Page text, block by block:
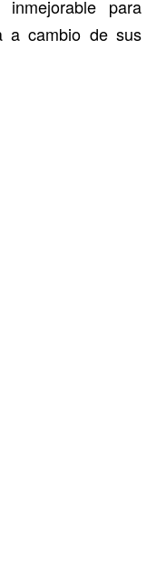
para
a cambio de sus